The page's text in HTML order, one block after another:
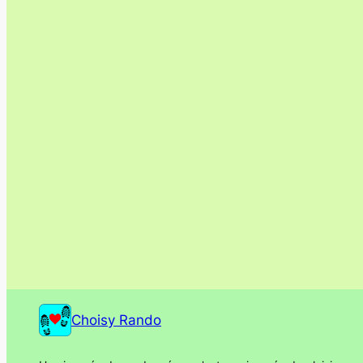
Choisy Rando